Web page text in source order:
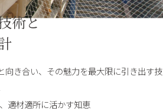
術と
向き合い、その魅力を最大限に引き出す技
適材適所に活かす知恵